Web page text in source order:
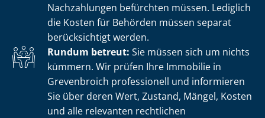
Nachzahlungen befürchten müssen. Lediglich
die Kosten für Behörden müssen separat
berücksichtigt werden.
Rundum betreut: Sie müssen sich um nichts
kümmern. Wir prüfen Ihre Immobilie in
Grevenbroich professionell und informieren
Sie über deren Wert, Zustand, Mängel, Kosten
und alle relevanten rechtlichen